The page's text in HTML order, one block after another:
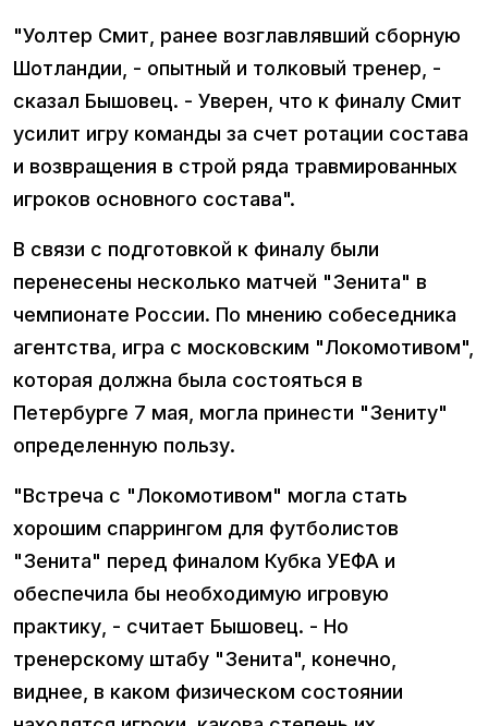
"Уолтер Смит, ранее возглавлявший сборную
Шотландии, - опытный и толковый тренер, -
сказал Бышовец. - Уверен, что к финалу Смит
усилит игру команды за счет ротации состава
и возвращения в строй ряда травмированных
игроков основного состава".
В связи с подготовкой к финалу были
перенесены несколько матчей "Зенита" в
чемпионате России. По мнению собеседника
агентства, игра с московским "Локомотивом",
которая должна была состояться в
Петербурге 7 мая, могла принести "Зениту"
определенную пользу.
"Встреча с "Локомотивом" могла стать
хорошим спаррингом для футболистов
"Зенита" перед финалом Кубка УЕФА и
обеспечила бы необходимую игровую
практику, - считает Бышовец. - Но
тренерскому штабу "Зенита", конечно,
виднее, в каком физическом состоянии